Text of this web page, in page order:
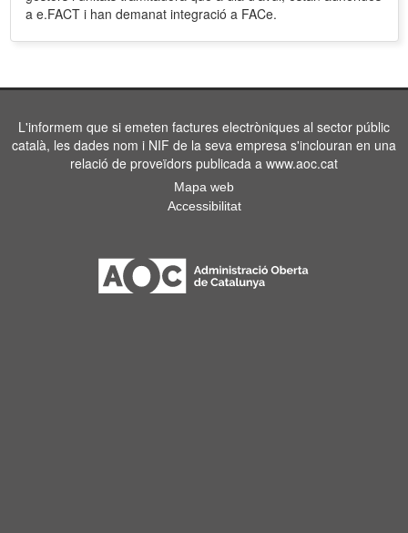
a e.FACT i han demanat integració a FACe.
L'informem que si emeten factures electròniques al sector públic
català, les dades nom i NIF de la seva empresa s'inclouran en una
relació de proveïdors publicada a www.aoc.cat
Mapa web
Accessibilitat